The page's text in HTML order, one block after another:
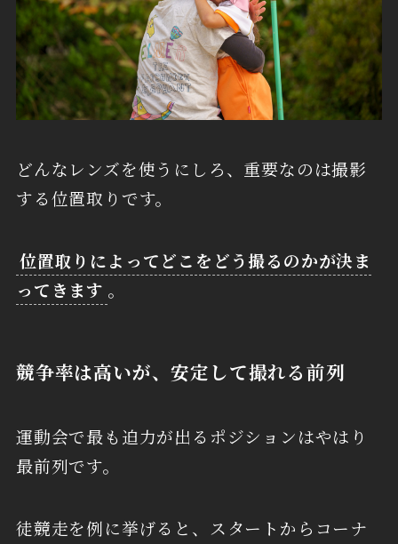
どんなレンズを使うにしろ、重要なのは撮影
する位置取りです。
位置取りによってどこをどう撮るのかが決ま
ってきます 。
競争率は高いが、安定して撮れる前列
運動会で最も迫力が出るポジションはやはり
最前列です。
徒競走を例に挙げると、スタートからコーナ